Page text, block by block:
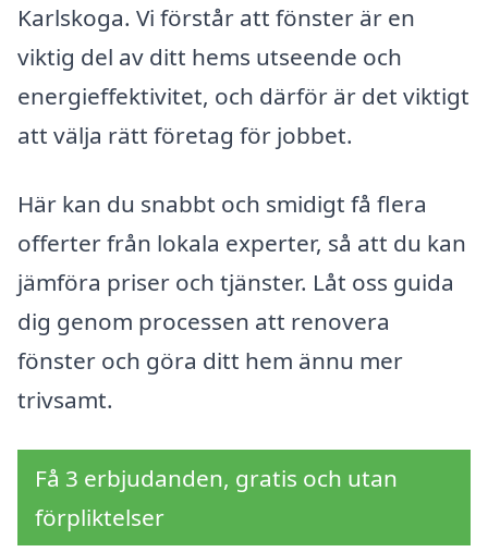
Karlskoga. Vi förstår att fönster är en
viktig del av ditt hems utseende och
energieffektivitet, och därför är det viktigt
att välja rätt företag för jobbet.
Här kan du snabbt och smidigt få flera
offerter från lokala experter, så att du kan
jämföra priser och tjänster. Låt oss guida
dig genom processen att renovera
fönster och göra ditt hem ännu mer
trivsamt.
Få 3 erbjudanden, gratis och utan
förpliktelser